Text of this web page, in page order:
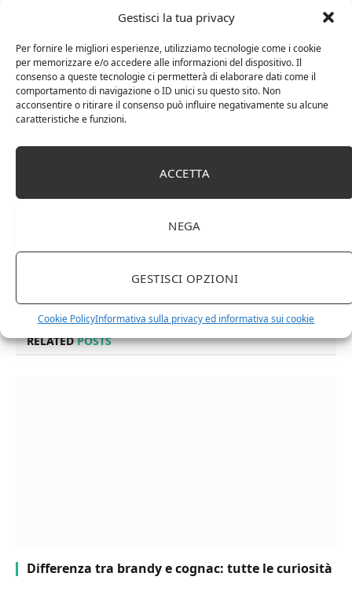
Gestisci la tua privacy
Per fornire le migliori esperienze, utilizziamo tecnologie come i cookie
per memorizzare e/o accedere alle informazioni del dispositivo. Il
consenso a queste tecnologie ci permetterà di elaborare dati come il
comportamento di navigazione o ID unici su questo sito. Non
acconsentire o ritirare il consenso può influire negativamente su alcune
caratteristiche e funzioni.
ACCETTA
NEGA
GESTISCI OPZIONI
Cookie PolicyInformativa sulla privacy ed informativa sui cookie
come la zucca, ideale è un Gewürztraminer
primi piatti di pesce? Di certo, si sposano bene con
vini leggeri ed aciduli, serviti rigorosamente freddi.
Un esempio eccellente è il Verdicchio. Infine, con
l’intramontabilepasta fresca al pomodorosono
ilBardolino DOC.
Post in collaborazione con Philips
RELATEDPOSTS
Differenza tra brandy e cognac: tutte le curiosità